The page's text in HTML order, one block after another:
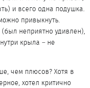
и всего одна подушка.
привыкнуть.
неприятно удивлен),
крыла – не
чем плюсов? Хотя в
хотел критично